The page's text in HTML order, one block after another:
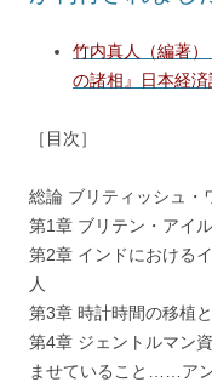
竹内真人（編著
の諸相』日本経済
［目次］
総論 ブリティッシュ
第1章 ブリテン・アイ
第2章 インドにおける
人
第3章 時計時間の移植
第4章 ジェントルマン
ませていること……ア